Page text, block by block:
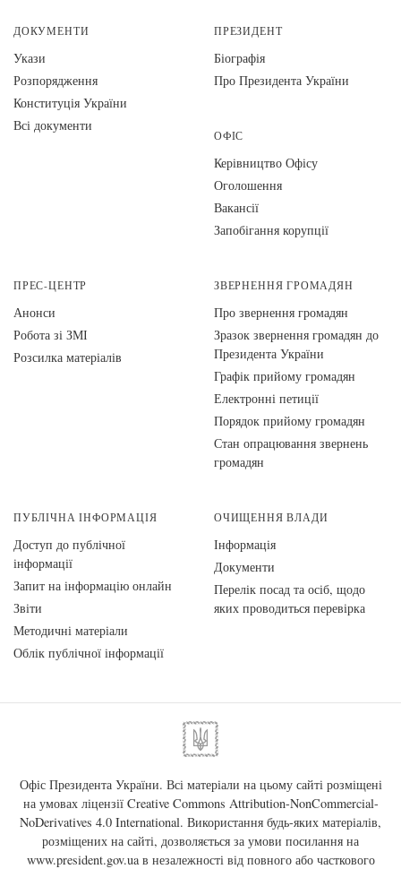
ДОКУМЕНТИ
Укази
Розпорядження
Конституція України
Всі документи
ПРЕЗИДЕНТ
Біографія
Про Президента України
ОФІС
Керівництво Офісу
Оголошення
Вакансії
Запобігання корупції
ПРЕС-ЦЕНТР
Анонси
Робота зі ЗМІ
Розсилка матеріалів
ЗВЕРНЕННЯ ГРОМАДЯН
Про звернення громадян
Зразок звернення громадян до
Президента України
Графік прийому громадян
Електронні петиції
Порядок прийому громадян
Стан опрацювання звернень
громадян
ПУБЛІЧНА ІНФОРМАЦІЯ
Доступ до публічної
інформації
Запит на інформацію онлайн
Звіти
Методичні матеріали
Облік публічної інформації
ОЧИЩЕННЯ ВЛАДИ
Інформація
Документи
Перелік посад та осіб, щодо
яких проводиться перевірка
Офіс Президента України. Всі матеріали на цьому сайті розміщені
на умовах ліцензії Creative Commons Attribution-NonCommercial-
NoDerivatives 4.0 International. Використання будь-яких матеріалів,
розміщених на сайті, дозволяється за умови посилання на
www.president.gov.uaв незалежності від повного або часткового